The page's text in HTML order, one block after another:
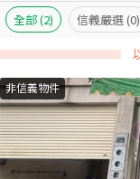
全部(2) 信義嚴選 (0)
非信義物件